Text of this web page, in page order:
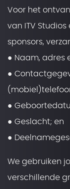
Voor het
van ITV
sponsors,
● Naam, adres
●
●
● Geslacht; en
●
We gebruiken
verschillende